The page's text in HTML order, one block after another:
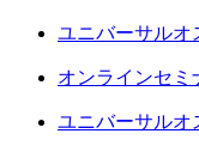
ユニバーサルオ
オンラインセミ
ユニバーサルオ